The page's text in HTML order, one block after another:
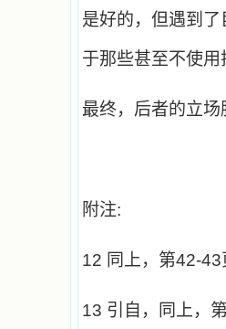
是好的，但遇到
于那些甚至不使用
最终，后者的立场
附注:
12 同上，第42-43
13 引自，同上，